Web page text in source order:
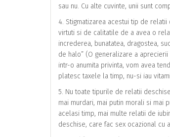
sau nu. Cu alte cuvinte, unii sunt
4. Stigmatizarea acestui tip de
virtuti si de calitatile de a avea o
increderea, bunatatea, dragostea,
de halo” (O generalizare a
intr-o anumita privinta, vom avea
platesc taxele la timp, nu-si iau
5. Nu toate tipurile de relatii
mai murdari, mai putin morali si mai
acelasi timp, mai multe relatii de
deschise, care fac sex ocazional